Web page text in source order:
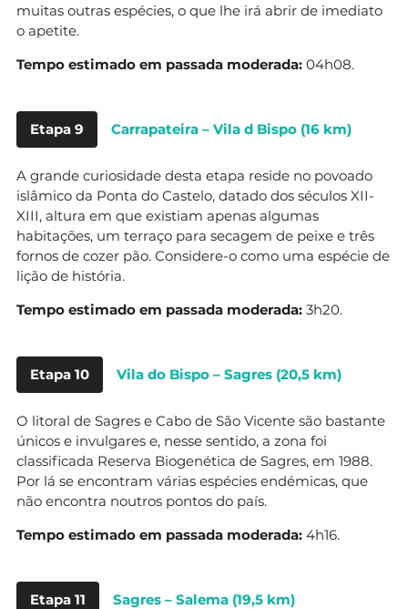
muitas outras espécies, o que lhe irá abrir de imediato
o apetite.
Tempo estimado em passada moderada: 04h08.
Etapa 9 Carrapateira – Vila d Bispo (16 km)
A grande curiosidade desta etapa reside no povoado
islâmico da Ponta do Castelo, datado dos séculos XII-
XIII, altura em que existiam apenas algumas
habitações, um terraço para secagem de peixe e três
fornos de cozer pão. Considere-o como uma espécie de
lição de história.
Tempo estimado em passada moderada: 3h20.
Etapa 10 Vila do Bispo – Sagres (20,5 km)
O litoral de Sagres e Cabo de São Vicente são bastante
únicos e invulgares e, nesse sentido, a zona foi
classificada Reserva Biogenética de Sagres, em 1988.
Por lá se encontram várias espécies endémicas, que
não encontra noutros pontos do país.
Tempo estimado em passada moderada: 4h16.
Etapa 11 Sagres – Salema (19,5 km)